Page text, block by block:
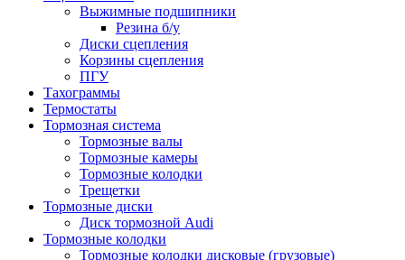
Выжимные подшипники
Резина б/у
Диски сцепления
Корзины сцепления
ПГУ
Тахограммы
Термостаты
Тормозная система
Тормозные валы
Тормозные камеры
Тормозные колодки
Трещетки
Тормозные диски
Диск тормозной Audi
Тормозные колодки
Тормозные колодки дисковые (грузовые)